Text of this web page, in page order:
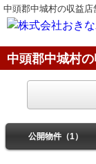
中頭郡中城村の収益
中頭郡中城村
公開物件（1）